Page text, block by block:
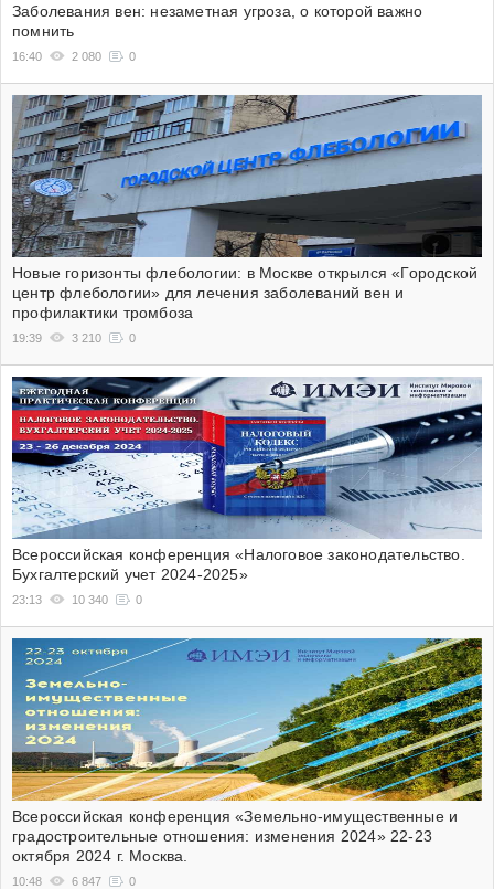
Заболевания вен: незаметная угроза, о которой важно
помнить
16:40 2 080 0
Новые горизонты флебологии: в Москве открылся «Городской
центр флебологии» для лечения заболеваний вен и
профилактики тромбоза
19:39 3 210 0
Всероссийская конференция «Налоговое законодательство.
Бухгалтерский учет 2024-2025»
23:13 10 340 0
Всероссийская конференция «Земельно-имущественные и
градостроительные отношения: изменения 2024» 22-23
октября 2024 г. Москва.
10:48 6 847 0